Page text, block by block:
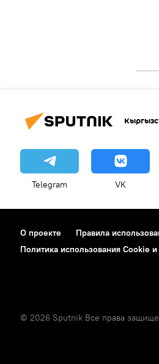
Telegram VK
О проекте Правила
Политика использования Cookie
© 2026 Sputnik Все права